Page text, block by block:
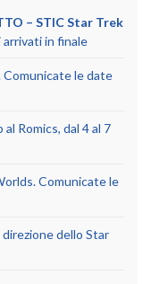
– STIC Star Trek
arrivati in finale
le date
Romics, dal 4 al 7
Comunicate le
dello Star